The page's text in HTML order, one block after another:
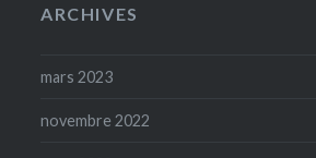
ARCHIVES
mars 2023
novembre 2022